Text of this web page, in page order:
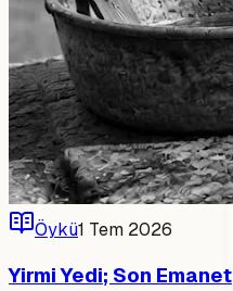
Öykü1 Tem 2026
Yirmi Yedi; Son Emanet